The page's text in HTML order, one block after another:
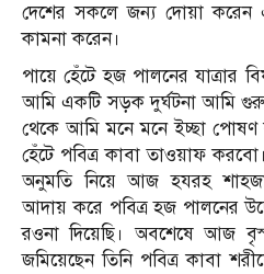
দেশের সকলে জন্য দোয়া করেন
কামনা করেন।
পায়ে হেঁটে হজ পালনের
আমি একটি সড়ক দুর্ঘটনা আমি
থেকে আমি মনে মনে ইচ্ছা পোষণ
হেঁটে পবিত্র কাবা তাওয়াফ
অনুমতি নিয়ে আজ হযরহ
আদায় করে পবিত্র হজ পালনের
রওনা দিয়েছি। অবশেষে আজ
জমিয়েছেন তিনি পবিত্র কাবা